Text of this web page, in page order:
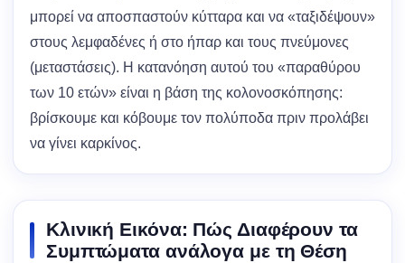
μπορεί να αποσπαστούν κύτταρα και να «ταξιδέψουν»
στους λεμφαδένες ή στο ήπαρ και τους πνεύμονες
(μεταστάσεις). Η κατανόηση αυτού του «παραθύρου
των 10 ετών» είναι η βάση της κολονοσκόπησης:
βρίσκουμε και κόβουμε τον πολύποδα πριν προλάβει
να γίνει καρκίνος.
Κλινική Εικόνα: Πώς Διαφέρουν τα
Συμπτώματα ανάλογα με τη Θέση